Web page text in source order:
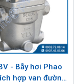
- Bẫy hơi Phao
hợp van đường